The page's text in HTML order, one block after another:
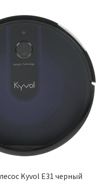
Kyvol E31 черный